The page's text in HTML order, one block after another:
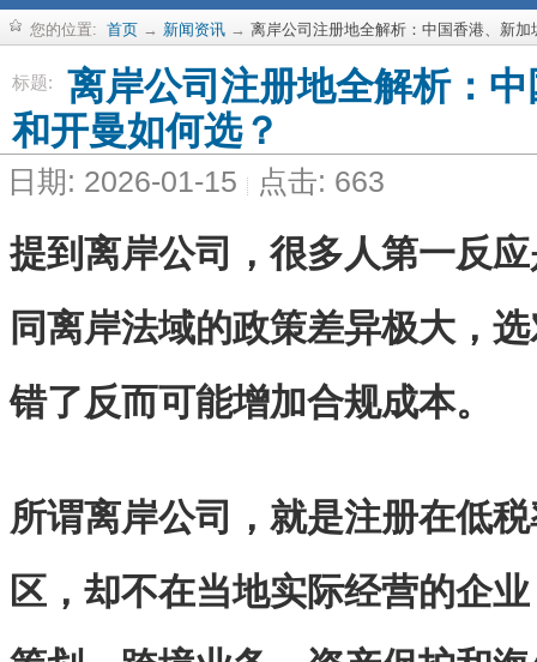
您的位置: 首页 → 新闻资讯 → 离岸公司注册地全解析：中国香港、新
标题:
离岸公司注册地全解析：
和开曼如何选？
日期: 2026-01-15 点击: 663
提到离岸公司，很多人第一反
同离岸法域的政策差异极大，
错了反而可能增加合规成本。
所谓离岸公司，就是注册在低
区，却不在当地实际经营的企